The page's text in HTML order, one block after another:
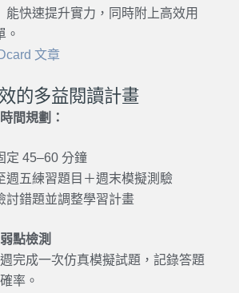
能快速提升實力，同時附上高效用
。
文章
的多益閱讀計畫
間規劃：
定 45–60 分鐘
週五練習題目＋週末模擬測驗
討錯題並調整學習計畫
點檢測
完成一次仿真模擬試題，記錄答題
率。